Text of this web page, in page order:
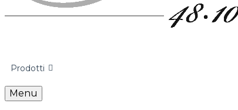
Prodotti
Menu